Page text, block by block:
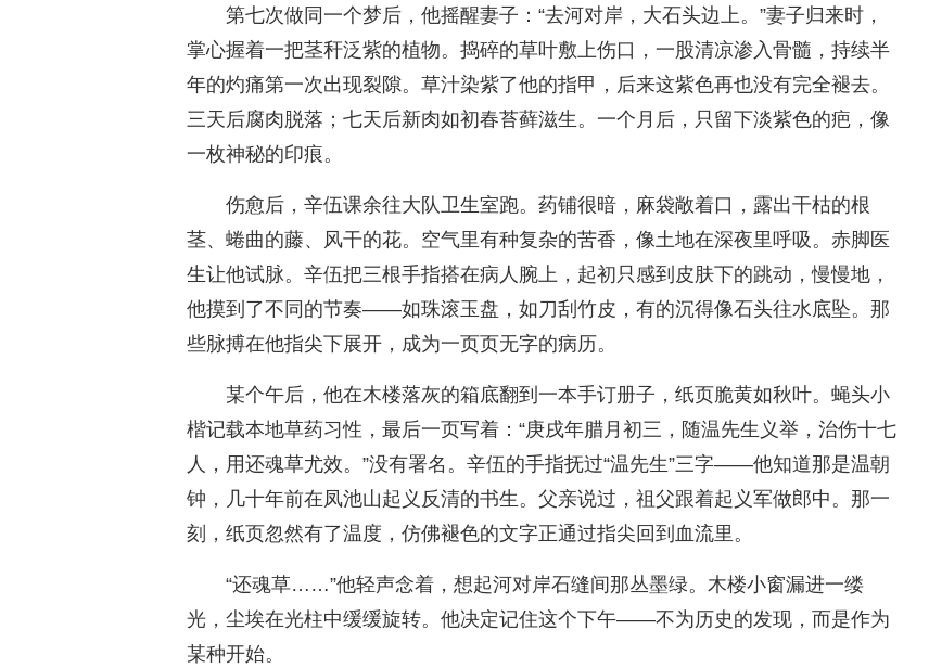
第七次做同一个梦后，他摇醒妻子：“去河对岸，大石头边上。”妻子归来时，
掌心握着一把茎秆泛紫的植物。捣碎的草叶敷上伤口，一股清凉渗入骨髓，持续半
年的灼痛第一次出现裂隙。草汁染紫了他的指甲，后来这紫色再也没有完全褪去。
三天后腐肉脱落；七天后新肉如初春苔藓滋生。一个月后，只留下淡紫色的疤，像
一枚神秘的印痕。
伤愈后，辛伍课余往大队卫生室跑。药铺很暗，麻袋敞着口，露出干枯的根
茎、蜷曲的藤、风干的花。空气里有种复杂的苦香，像土地在深夜里呼吸。赤脚医
生让他试脉。辛伍把三根手指搭在病人腕上，起初只感到皮肤下的跳动，慢慢地，
他摸到了不同的节奏——如珠滚玉盘，如刀刮竹皮，有的沉得像石头往水底坠。那
些脉搏在他指尖下展开，成为一页页无字的病历。
某个午后，他在木楼落灰的箱底翻到一本手订册子，纸页脆黄如秋叶。蝇头小
楷记载本地草药习性，最后一页写着：“庚戌年腊月初三，随温先生义举，治伤十七
人，用还魂草尤效。”没有署名。辛伍的手指抚过“温先生”三字——他知道那是温朝
钟，几十年前在凤池山起义反清的书生。父亲说过，祖父跟着起义军做郎中。那一
刻，纸页忽然有了温度，仿佛褪色的文字正通过指尖回到血流里。
“还魂草……”他轻声念着，想起河对岸石缝间那丛墨绿。木楼小窗漏进一缕
光，尘埃在光柱中缓缓旋转。他决定记住这个下午——不为历史的发现，而是作为
某种开始。